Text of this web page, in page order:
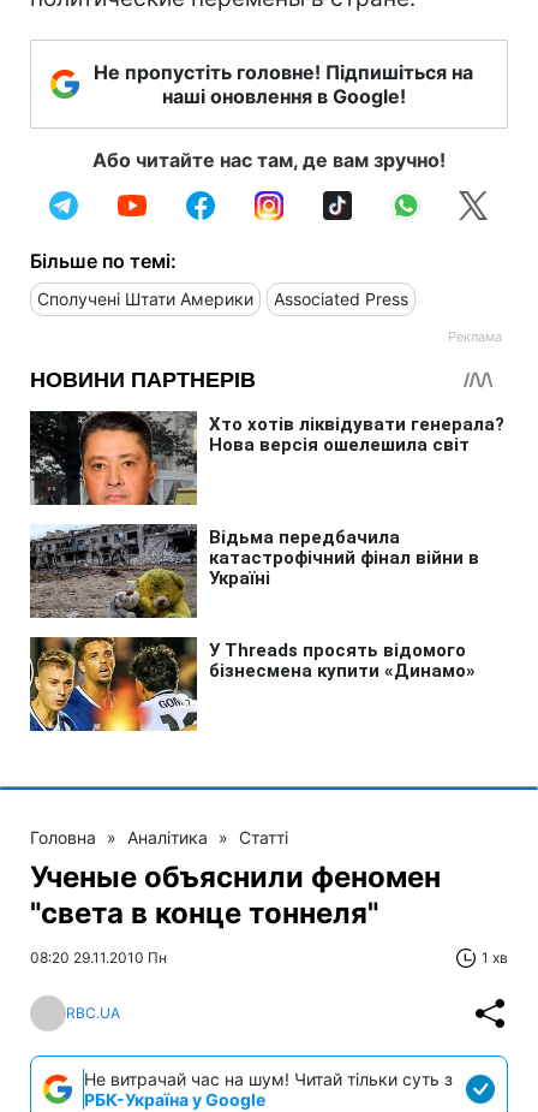
Не пропустіть головне! Підпишіться на
наші оновлення в Google!
Або читайте нас там, де вам зручно!
Більше по темі:
Сполучені Штати Америки Associated Press
Головна » Аналітика » Статті
Ученые объяснили феномен
"света в конце тоннеля"
08:20 29.11.2010 Пн 1 хв
RBC.UA
Не витрачай час на шум! Читай тільки суть з
РБК-Україна у Google